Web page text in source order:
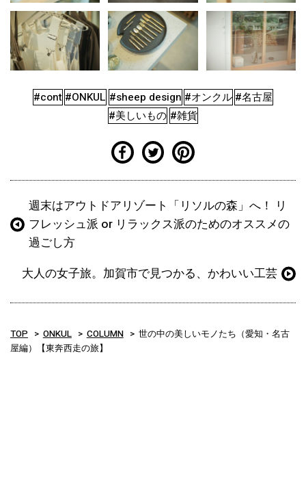
#cont #ONKUL #sheep design #オンクル #名古屋
#美しいもの #雑貨
週末はアウトドアリゾート「リソルの森」へ！ リ
フレッシュ派 or リラックス派のためのオススメの
過ごし方
大人の女子旅。加賀市で見つかる、かわいい工芸
TOP ONKUL COLUMN
世の中の美しいモノたち（愛知・名古
屋編）【東奔西走の旅】